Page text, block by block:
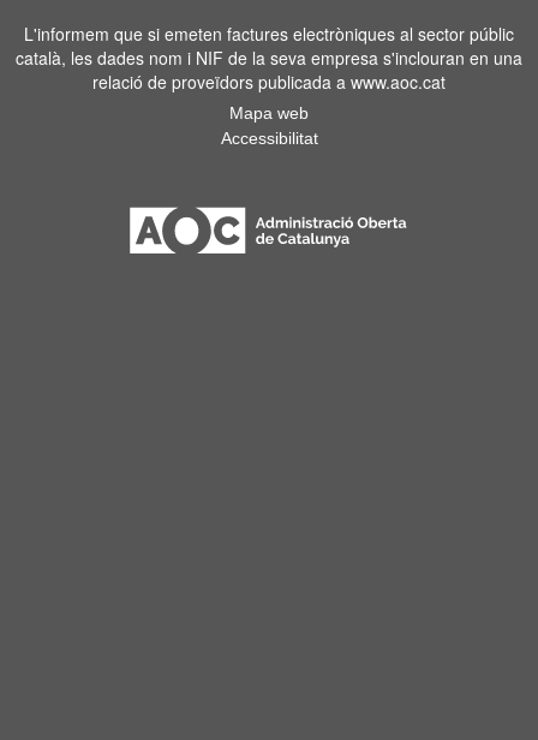
L'informem que si emeten factures electròniques al sector públic
català, les dades nom i NIF de la seva empresa s'inclouran en una
relació de proveïdors publicada a www.aoc.cat
Mapa web
Accessibilitat